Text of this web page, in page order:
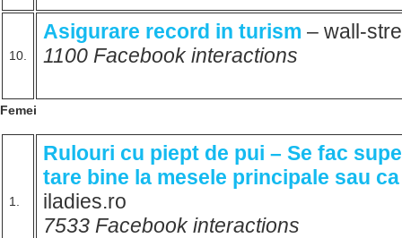
10.
Asigurare record in turism – wall-
1100 Facebook interactions
Femei
1.
Rulouri cu piept de pui – Se fac
tare bine la mesele principale sau
iladies.ro
7533 Facebook interactions